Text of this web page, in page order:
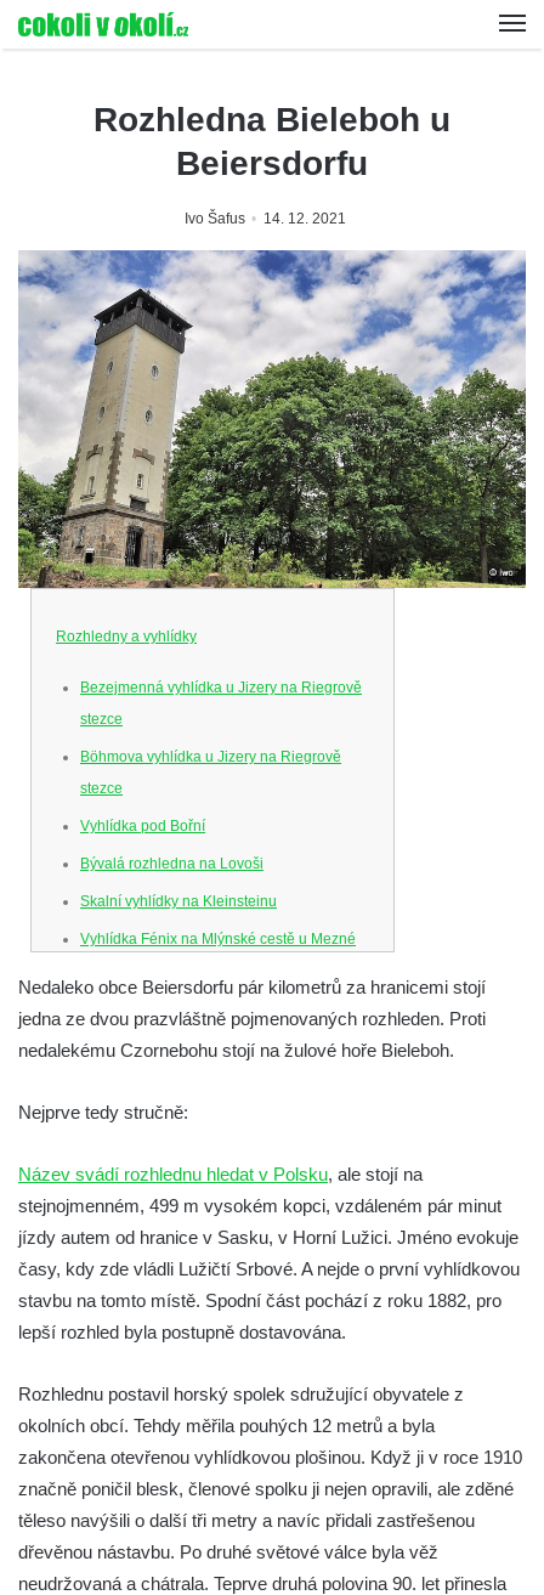
Rozhledna Bieleboh u
Beiersdorfu
Ivo Šafus 14. 12. 2021
Rozhledny a vyhlídky
Bezejmenná vyhlídka u Jizery na Riegrově
stezce
Böhmova vyhlídka u Jizery na Riegrově
stezce
Vyhlídka pod Bořní
Bývalá rozhledna na Lovoši
Skalní vyhlídky na Kleinsteinu
Vyhlídka Fénix na Mlýnské cestě u Mezné
Ferdinandova vyhlídka u bývalého
Vyhlídka na konci Křížové cesty na
Křížovém vrchu ve Frýdlantu
skalách
Vyhlídka pod Doubravskou horou v
Vyhlídka u Písečného vrchu v Teplicích
Rozhledna Letná v Teplicích
Vyhlídka Kaltenbergblick pod Weifbergem
Vyhlídka na vrchu Waitzdorfer Höhe u
Goßdorfu
Vyhlídka na vrchu Hankehübel u Goßdorfu
Nedaleko obce Beiersdorfu pár kilometrů za hranicemi stojí
jedna ze dvou prazvláštně pojmenovaných rozhleden. Proti
nedalekému Czornebohu stojí na žulové hoře Bieleboh.
Nejprve tedy stručně:
Název svádí rozhlednu hledat v Polsku, ale stojí na
stejnojmenném, 499 m vysokém kopci, vzdáleném pár minut
jízdy autem od hranice v Sasku, v Horní Lužici. Jméno evokuje
časy, kdy zde vládli Lužičtí Srbové. A nejde o první vyhlídkovou
stavbu na tomto místě. Spodní část pochází z roku 1882, pro
lepší rozhled byla postupně dostavována.
Rozhlednu postavil horský spolek sdružující obyvatele z
okolních obcí. Tehdy měřila pouhých 12 metrů a byla
zakončena otevřenou vyhlídkovou plošinou. Když ji v roce 1910
značně poničil blesk, členové spolku ji nejen opravili, ale zděné
těleso navýšili o další tři metry a navíc přidali zastřešenou
dřevěnou nástavbu. Po druhé světové válce byla věž
neudržovaná a chátrala. Teprve druhá polovina 90. let přinesla